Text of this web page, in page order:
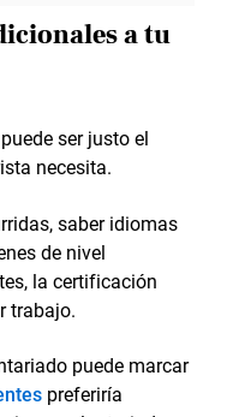
a tu
ser justo el
necesita.
saber idiomas
de nivel
la certificación
trabajo.
puede marcar
preferiría